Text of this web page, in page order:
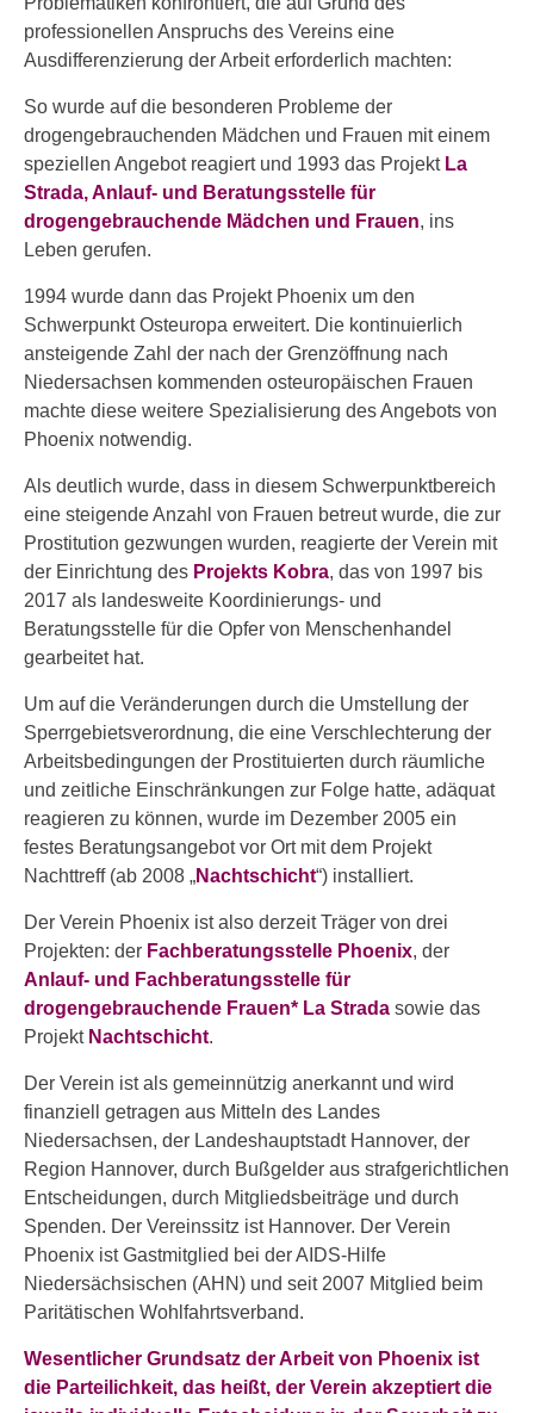
professionellen Anspruchs des Vereins eine
Ausdifferenzierung der Arbeit erforderlich machten:
So wurde auf die besonderen Probleme der
drogengebrauchenden Mädchen und Frauen mit einem
speziellen Angebot reagiert und 1993 das Projekt La
Strada, Anlauf- und Beratungsstelle für
drogengebrauchende Mädchen und Frauen, ins
Leben gerufen.
1994 wurde dann das Projekt Phoenix um den
Schwerpunkt Osteuropa erweitert. Die kontinuierlich
ansteigende Zahl der nach der Grenzöffnung nach
Niedersachsen kommenden osteuropäischen Frauen
machte diese weitere Spezialisierung des Angebots von
Phoenix notwendig.
Als deutlich wurde, dass in diesem Schwerpunktbereich
eine steigende Anzahl von Frauen betreut wurde, die zur
Prostitution gezwungen wurden, reagierte der Verein mit
der Einrichtung des Projekts Kobra, das von 1997 bis
2017 als landesweite Koordinierungs- und
Beratungsstelle für die Opfer von Menschenhandel
gearbeitet hat.
Um auf die Veränderungen durch die Umstellung der
Sperrgebietsverordnung, die eine Verschlechterung der
Arbeitsbedingungen der Prostituierten durch räumliche
und zeitliche Einschränkungen zur Folge hatte, adäquat
reagieren zu können, wurde im Dezember 2005 ein
festes Beratungsangebot vor Ort mit dem Projekt
Nachttreff (ab 2008 „Nachtschicht“) installiert.
Der Verein Phoenix ist also derzeit Träger von drei
Projekten: der Fachberatungsstelle Phoenix, der
Anlauf- und Fachberatungsstelle für
drogengebrauchende Frauen* La Strada sowie das
Projekt Nachtschicht.
Der Verein ist als gemeinnützig anerkannt und wird
finanziell getragen aus Mitteln des Landes
Niedersachsen, der Landeshauptstadt Hannover, der
Region Hannover, durch Bußgelder aus strafgerichtlichen
Entscheidungen, durch Mitgliedsbeiträge und durch
Spenden. Der Vereinssitz ist Hannover. Der Verein
Phoenix ist Gastmitglied bei der AIDS-Hilfe
Niedersächsischen (AHN) und seit 2007 Mitglied beim
Paritätischen Wohlfahrtsverband.
Wesentlicher Grundsatz der Arbeit von Phoenix ist
die Parteilichkeit, das heißt, der Verein akzeptiert die